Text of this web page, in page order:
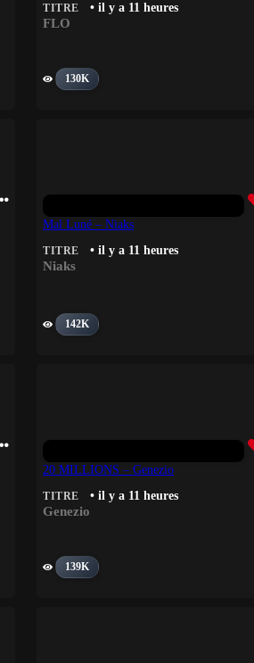
TITRE • il y a 11 heures
FLO
130K
Mal Luné – Niaks
TITRE • il y a 11 heures
Niaks
142K
20 MILLIONS – Genezio
TITRE • il y a 11 heures
Genezio
139K